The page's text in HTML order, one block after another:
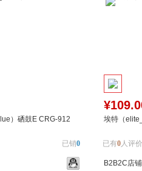
）硒鼓E CRG-912
已销0
埃特（
已有0人评价
B2B2C店铺